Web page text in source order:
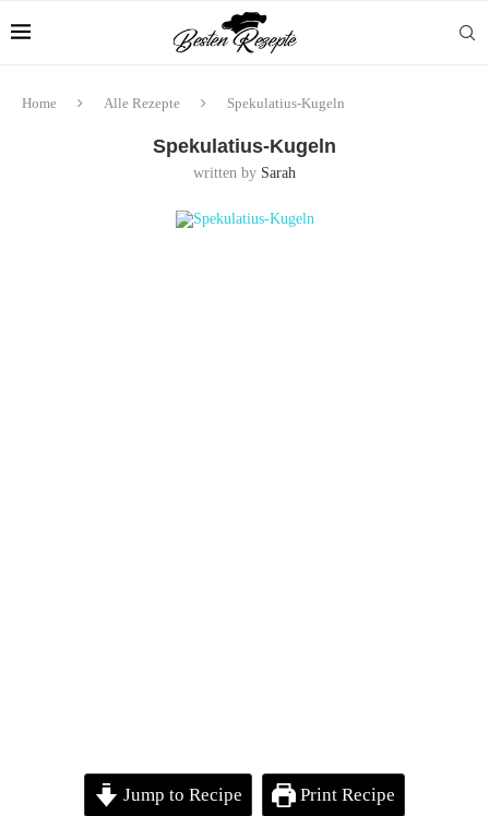
Home Alle Rezepte Spekulatius-Kugeln
Spekulatius-Kugeln
written by Sarah
Jump to Recipe Print Recipe